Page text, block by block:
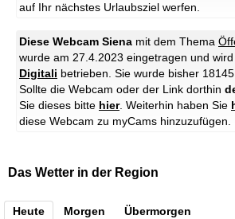
auf Ihr nächstes Urlaubsziel werfen.
Diese Webcam Siena mit dem Thema
wurde am 27.4.2023 eingetragen und wird
Digitali betrieben. Sie wurde bisher
Sollte die Webcam oder der Link dorthin
Sie dieses bitte hier. Weiterhin haben Sie
diese Webcam zu myCams hinzuzufügen.
Das Wetter in der Region
Heute Morgen Übermorgen